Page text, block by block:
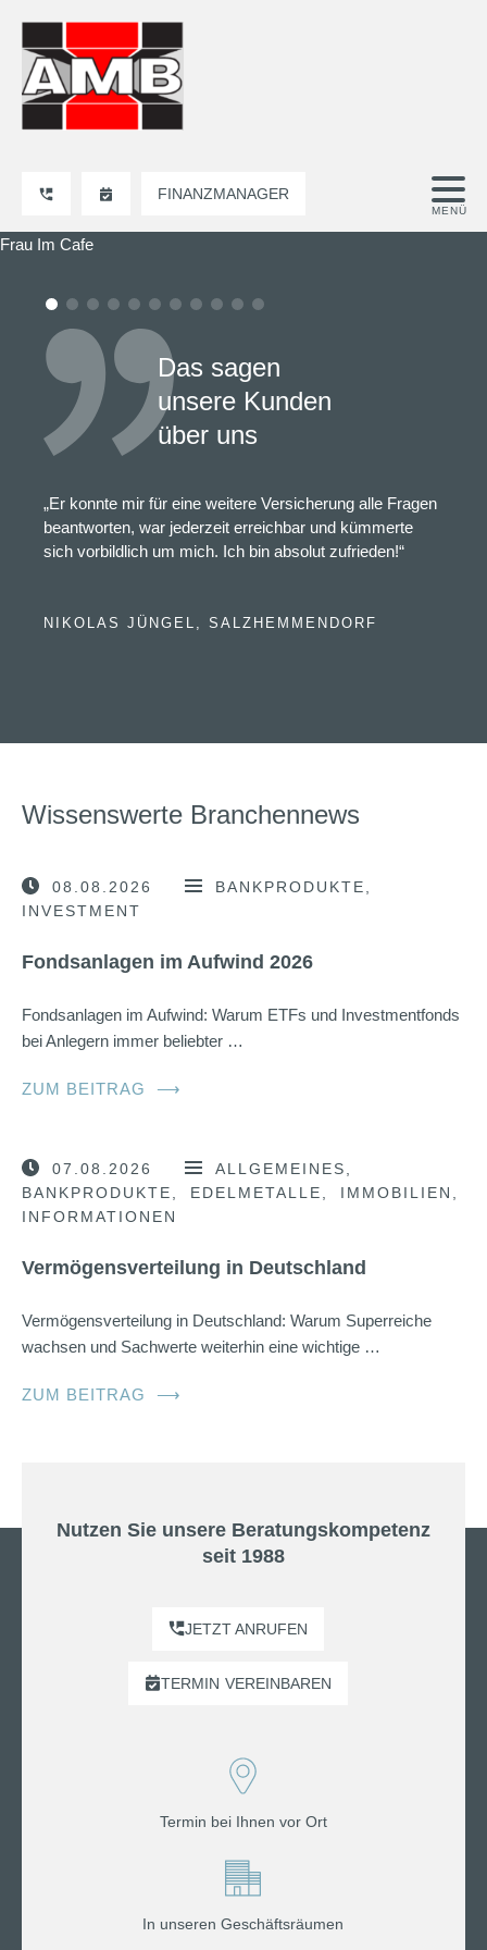
FINANZMANAGER
Frau Im Cafe
Das sagen
unsere Kunden
über uns
„Er konnte mir für eine weitere Versicherung alle Fragen
beantworten, war jederzeit erreichbar und kümmerte
sich vorbildlich um mich. Ich bin absolut zufrieden!“
NIKOLAS JÜNGEL, SALZHEMMENDORF
Wissenswerte Branchennews
08.08.2026
BANKPRODUKTE
INVESTMENT
Fondsanlagen im Aufwind 2026
Fondsanlagen im Aufwind: Warum ETFs und Investmentfonds
bei Anlegern immer beliebter …
ZUM BEITRAG ⟶
07.08.2026
ALLGEMEINES
BANKPRODUKTE
EDELMETALLE
IMMOBILIEN
INFORMATIONEN
Vermögensverteilung in Deutschland
Vermögensverteilung in Deutschland: Warum Superreiche
wachsen und Sachwerte weiterhin eine wichtige …
ZUM BEITRAG ⟶
Nutzen Sie unsere Beratungskompetenz
seit 1988
JETZT ANRUFEN
TERMIN VEREINBAREN
Termin bei Ihnen vor Ort
In unseren Geschäftsräumen